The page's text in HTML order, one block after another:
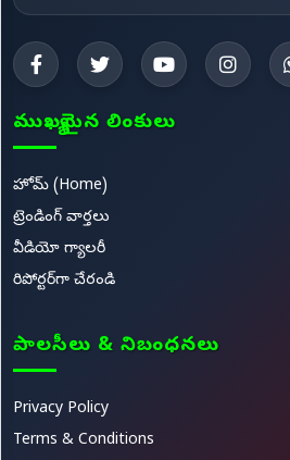
ముఖ్యమైన లింకులు
హోమ్ (Home)
ట్రెండింగ్ వార్తలు
వీడియో గ్యాలరీ
రిపోర్టర్‌గా చేరండి
పాలసీలు & నిబంధనలు
Privacy Policy
Terms & Conditions